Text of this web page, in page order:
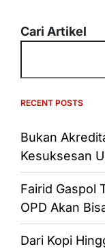
Cari Artikel
RECENT POSTS
Bukan
Kesuksesan
Fairid Gaspol
OPD Akan
Dari Kopi